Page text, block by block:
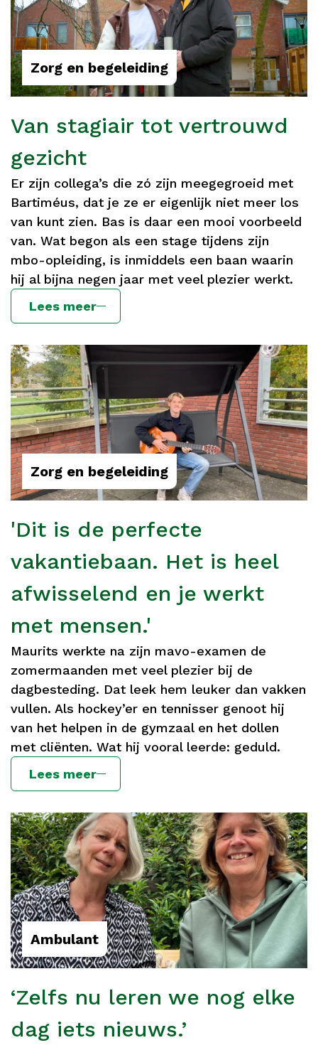
Van stagiair tot vertrouwd
gezicht
Zorg en begeleiding
Er zijn collega’s die zó zijn meegegroeid met
Bartiméus, dat je ze er eigenlijk niet meer los
van kunt zien. Bas is daar een mooi voorbeeld
van. Wat begon als een stage tijdens zijn
mbo-opleiding, is inmiddels een baan waarin
hij al bijna negen jaar met veel plezier werkt.
Lees meer
'Dit is de perfecte
vakantiebaan. Het is heel
afwisselend en je werkt
met mensen.'
Zorg en begeleiding
Maurits werkte na zijn mavo-examen de
zomermaanden met veel plezier bij de
dagbesteding. Dat leek hem leuker dan vakken
vullen. Als hockey’er en tennisser genoot hij
van het helpen in de gymzaal en het dollen
met cliënten. Wat hij vooral leerde: geduld.
Lees meer
‘Zelfs nu leren we nog elke
dag iets nieuws.’
Ambulant